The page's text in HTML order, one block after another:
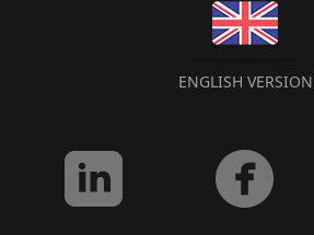
ENGLISH VERSION